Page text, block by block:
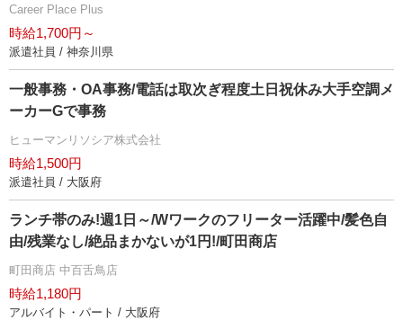
Career Place Plus
時給1,700円～
派遣社員 / 神奈川県
一般事務・OA事務/電話は取次ぎ程度土日祝休み大手空調メ
ーカーGで事務
ヒューマンリソシア株式会社
時給1,500円
派遣社員 / 大阪府
ランチ帯のみ!週1日～/Wワークのフリーター活躍中/髪色自
由/残業なし/絶品まかないが1円!/町田商店
町田商店 中百舌鳥店
時給1,180円
アルバイト・パート / 大阪府